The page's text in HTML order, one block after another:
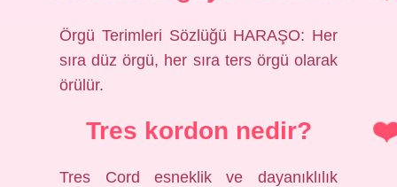
Örgü Terimleri Sözlüğü HARAŞO: Her
sıra düz örgü, her sıra ters örgü olarak
örülür.
Tres kordon nedir?
Tres Cord esneklik ve dayanıklılık